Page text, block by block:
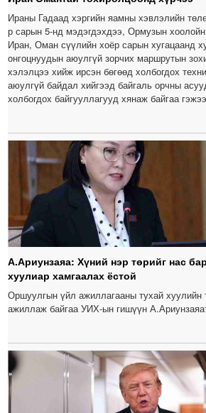
Ираны Гадаад хэргийн яамны хэвлэлийн
р сарын 5-нд мэдэгдэхдээ, Ормузын
Иран, Оман сүүлийн хоёр сарын хугацаанд
онгоцнуудын аюулгүй зорчих маршрутын
хэлэлцээ хийж ирсэн бөгөөд холбогдох
аюулгүй байдал хийгээд байгаль орчны
холбогдох байгууллагууд хянаж байгаа
А.Ариунзаяа: Хүний нэр төрийг нас
хуулиар хамгаалах ёстой
Оршуулгын үйл ажиллагааны тухай хуулийн
ажиллаж байгаа УИХ-ын гишүүн